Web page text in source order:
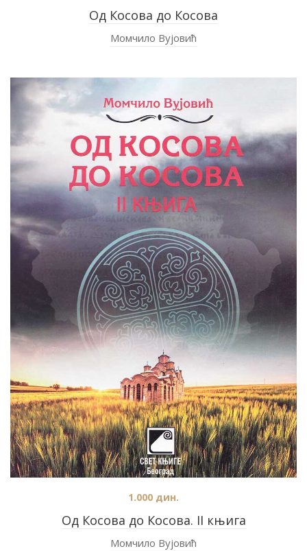
Од Косова до Косова
Момчило Вујовић
Од Косова до Косова. II књига
1.000 дин.
Момчило Вујовић